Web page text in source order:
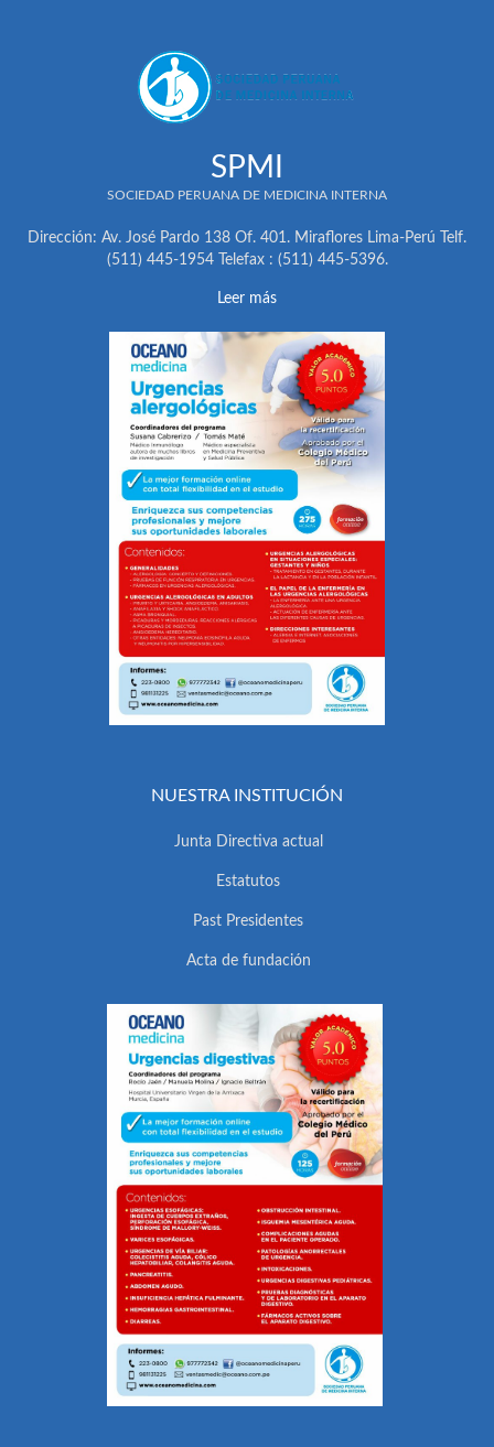
SPMI
SOCIEDAD PERUANA DE MEDICINA INTERNA
Dirección: Av. José Pardo 138 Of. 401. Miraflores Lima-Perú Telf.
(511) 445-1954 Telefax : (511) 445-5396.
Leer más
NUESTRA INSTITUCIÓN
Junta Directiva actual
Estatutos
Past Presidentes
Acta de fundación